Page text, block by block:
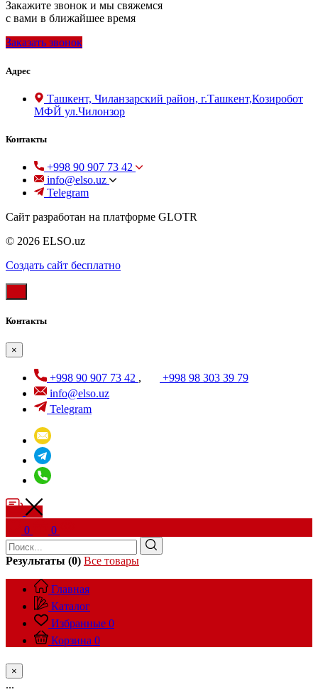
Закажите звонок и мы свяжемся
с вами в ближайшее время
Заказать звонок
Адрес
Ташкент, Чиланзарский район, г.Ташкент,Козиробот
МФЙ ул.Чилонзор
Контакты
+998 90 907 73 42
info@elso.uz
Telegram
Сайт разработан на платформе GLOTR
© 2026 ELSO.uz
Создать cайт бесплатно
Контакты
×
+998 90 907 73 42 ,
+998 98 303 39 79
info@elso.uz
Telegram
0 0
Результаты (0) Все товары
Главная
Каталог
Избранные 0
Корзина 0
×
...